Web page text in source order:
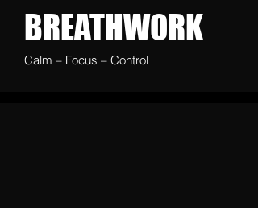
BREATHWORK
Calm – Focus – Control